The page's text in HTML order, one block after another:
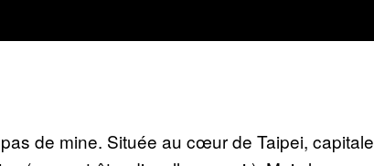
de mine. Située au cœur de Taipei, capitale